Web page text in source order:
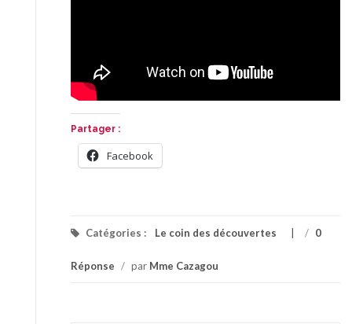
Partager :
Facebook
Catégories : Le coin des découvertes / 0
Réponse / par Mme Cazagou